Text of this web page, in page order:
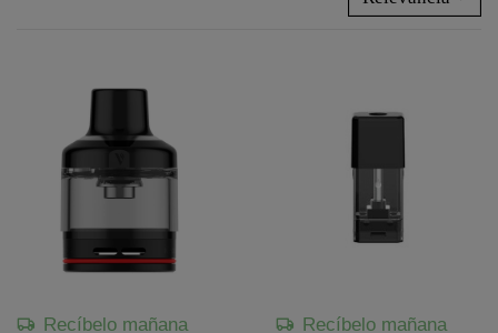
Recíbelo mañana Recíbelo mañana